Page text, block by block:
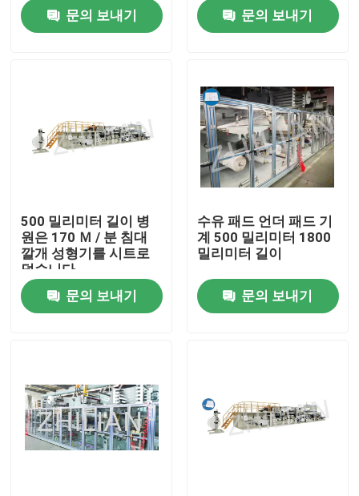
집
우리에 대하여
품질 관리
연락주세요
경우
성인용 기저귀 기계
문의 보내기 문의 보내기
500 밀리미터 길이 병
원은 170 Ｍ / 분 침대
깔개 성형기를 시트로
덮습니다
문의 보내기
수유 패드 언더 패드 기
계 500 밀리미터 1800
밀리미터 길이
문의 보내기